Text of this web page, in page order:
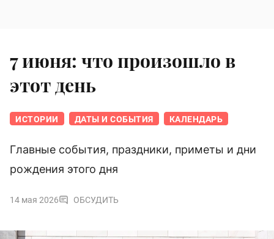
7 июня: что произошло в
этот день
ИСТОРИИ ДАТЫ И СОБЫТИЯ КАЛЕНДАРЬ
Главные события, праздники, приметы и дни
рождения этого дня
14 мая 2026 ОБСУДИТЬ